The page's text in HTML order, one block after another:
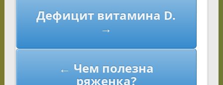
Дефицит витамина D.
→
← Чем полезна
ряженка?